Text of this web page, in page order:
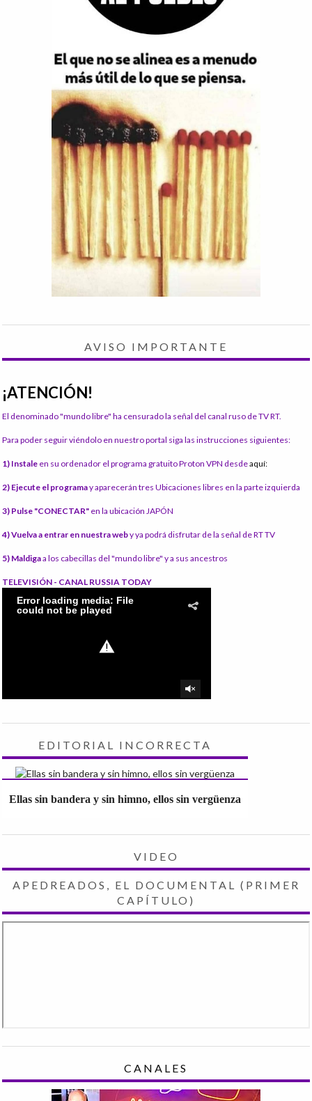
AVISO IMPORTANTE
¡ATENCIÓN!
El denominado "mundo libre" ha censurado la señal del canal ruso de TV RT.
Para poder seguir viéndolo en nuestro portal siga las instrucciones siguientes:
1) Instale en su ordenador el programa gratuito Proton VPN desdeaquí:
2) Ejecute el programay aparecerán tres Ubicaciones libres en la parte izquierda
3) Pulse "CONECTAR" en la ubicación JAPÓN
4) Vuelva a entrar en nuestra weby ya podrá disfrutar de la señal de RT TV
5) Maldigaa los cabecillas del "mundo libre" y a sus ancestros
TELEVISIÓN - CANAL RUSSIA TODAY
EDITORIAL INCORRECTA
Ellas sin bandera y sin himno, ellos sin vergüenza
VIDEO
APEDREADOS, EL DOCUMENTAL (PRIMER
CAPÍTULO)
CANALES